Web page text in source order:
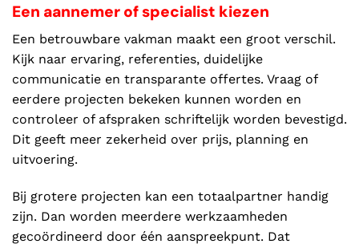
Een aannemer of specialist kiezen
Een betrouwbare vakman maakt een groot verschil.
Kijk naar ervaring, referenties, duidelijke
communicatie en transparante offertes. Vraag of
eerdere projecten bekeken kunnen worden en
controleer of afspraken schriftelijk worden bevestigd.
Dit geeft meer zekerheid over prijs, planning en
uitvoering.
Bij grotere projecten kan een totaalpartner handig
zijn. Dan worden meerdere werkzaamheden
gecoördineerd door één aanspreekpunt. Dat